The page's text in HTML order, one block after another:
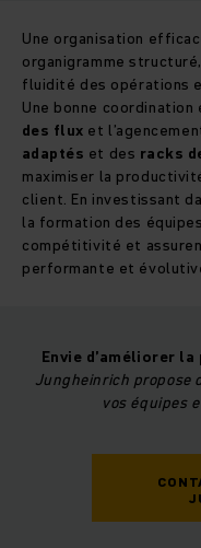
Une organisation
organigramme
fluidité des opérations
Une bonne coordination
des flux et
adaptés et des racks
maximiser la
client. En investissant
la formation des
compétitivité et
performante et
Envie d’améliorer
Jungheinrich propose
vos équipes